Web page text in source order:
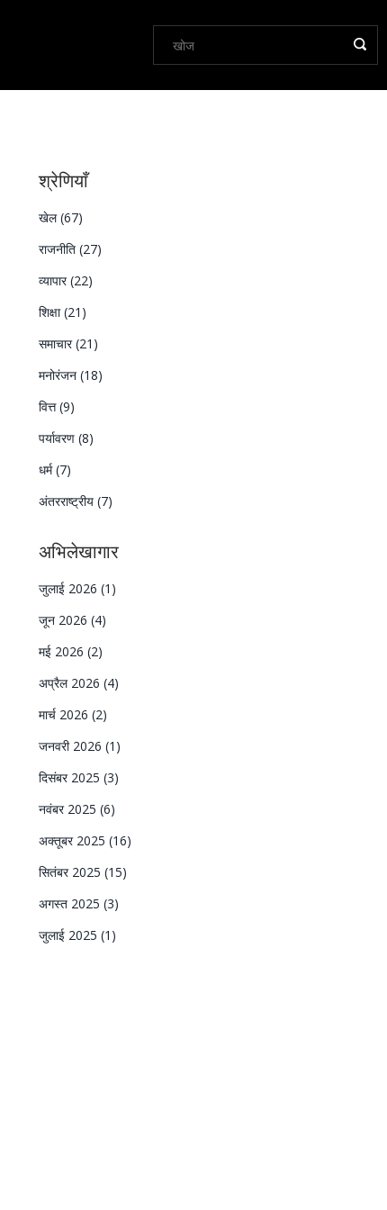
श्रेणियाँ
खेल(67)
राजनीति (27)
व्यापार(22)
शिक्षा(21)
समाचार(21)
मनोरंजन (18)
वित्त(9)
पर्यावरण (8)
धर्म(7)
अंतरराष्ट्रीय (7)
अभिलेखागार
जुलाई 2026 (1)
जून 2026 (4)
मई 2026 (2)
अप्रैल 2026 (4)
मार्च 2026 (2)
जनवरी 2026 (1)
दिसंबर 2025 (3)
नवंबर 2025 (6)
अक्तूबर 2025 (16)
सितंबर 2025 (15)
अगस्त 2025 (3)
जुलाई 2025 (1)